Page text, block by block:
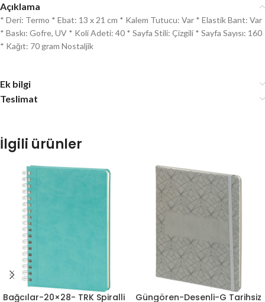
Açıklama
* Deri: Termo * Ebat: 13 x 21 cm * Kalem Tutucu: Var * Elastik Bant: Var
* Baskı: Gofre, UV * Koli Adeti: 40 * Sayfa Stili: Çizgili * Sayfa Sayısı: 160
* Kağıt: 70 gram Nostaljik
Ek bilgi
Teslimat
İlgili ürünler
Bağcılar-20×28- TRK Spiralli
Güngören-Desenli-G Tarihsiz